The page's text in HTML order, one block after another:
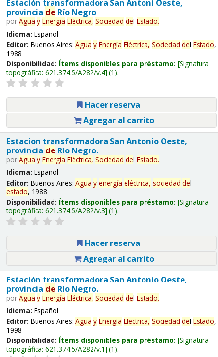
Estación transformadora San Antoni Oeste,
provincia deRío Negro
por Agua y Energía Eléctrica, Sociedad del Estado.
Idioma: Español
Editor: Buenos Aires: Agua y Energía Eléctrica, Sociedad del Estado,
1988
Disponibilidad: Ítems disponibles para préstamo: Signatura
topográfica: 621.374.5/A282/v.4 (1).
Hacer reserva
Agregar al carrito
Estacion transformadora San Antonio Oeste,
provincia deRío Negro.
por Agua y Energía Eléctrica, Sociedad del Estado.
Idioma: Español
Editor: Buenos Aires: Agua y energía eléctrica, sociedad del
estado, 1988
Disponibilidad: Ítems disponibles para préstamo: Signatura
topográfica: 621.374.5/A282/v.3 (1).
Hacer reserva
Agregar al carrito
Estación transformadora San Antonio Oeste,
provincia deRío Negro.
por Agua y Energía Eléctrica, Sociedad del Estado.
Idioma: Español
Editor: Buenos Aires: Agua y Energía Eléctrica, Sociedad del Estado,
1998
Disponibilidad: Ítems disponibles para préstamo: Signatura
topográfica: 621.374.5/A282/v.1 (1).